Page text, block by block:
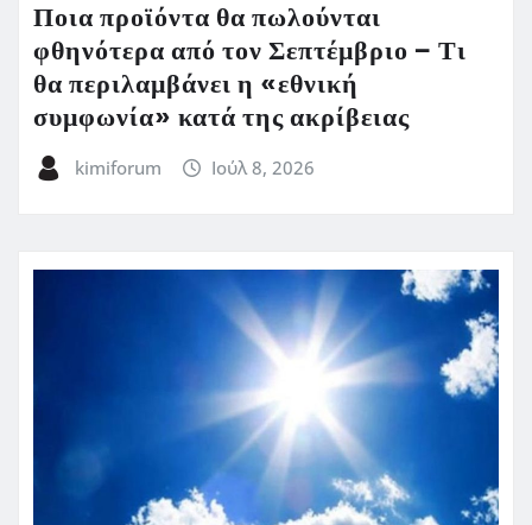
Ποια προϊόντα θα πωλούνται
φθηνότερα από τον Σεπτέμβριο – Τι
θα περιλαμβάνει η «εθνική
συμφωνία» κατά της ακρίβειας
kimiforum Ιούλ 8, 2026